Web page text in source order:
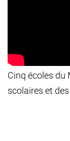
Cinq écoles du
scolaires et